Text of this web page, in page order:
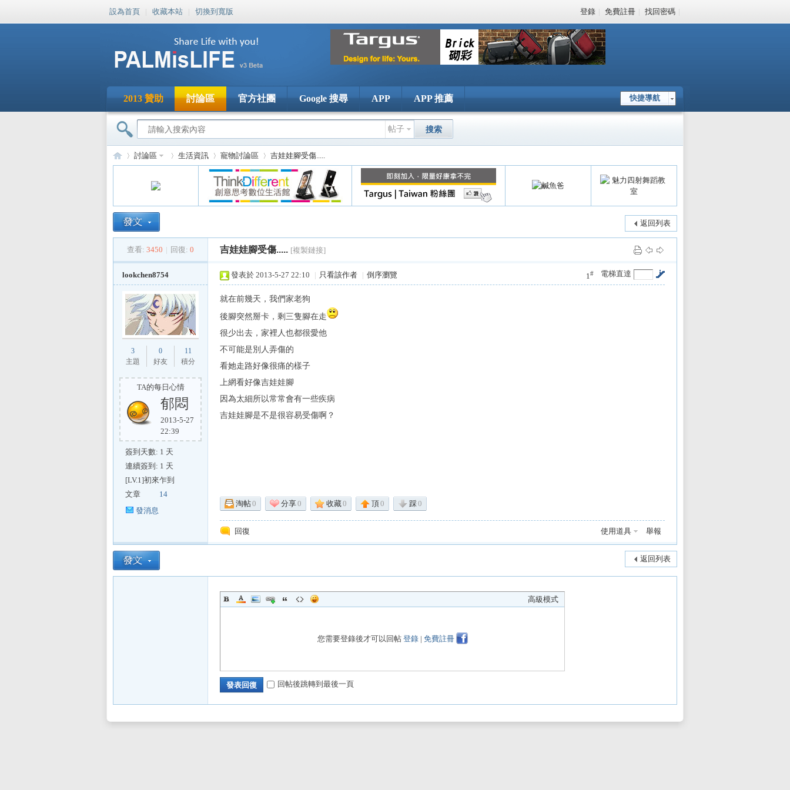
設為首頁 | 收藏本站 | 切換到寬版 登錄 | 免費註冊 | 找回密碼 |
快捷導航
2013 贊助 討論區 官方社團 Google 搜尋 APP APP 推薦
帖子 搜索
PA
Mi
»
討論區
›
生活資訊
›
寵物討論區
›
吉娃娃腳受傷.....
返回列表
查看: 3450 | 回復: 0 吉娃娃腳受傷..... [複製鏈接]
lookchen8754
3
主題
0
好友
11
積分
TA的每日心情
郁悶
2013-5-27
22:39
簽到天數: 1 天
連續簽到: 1 天
[LV.1]初來乍到
文章
14
發消息
電梯直達
1#
發表於 2013-5-27 22:10 | 只看該作者 | 倒序瀏覽
就在前幾天，我們家老狗
後腳突然掰卡，剩三隻腳在走
很少出去，家裡人也都很愛他
不可能是別人弄傷的
看她走路好像很痛的樣子
上網看好像吉娃娃腳
因為太細所以常常會有一些疾病
吉娃娃腳是不是很容易受傷啊？
淘帖0 分享0 收藏0 頂0 踩0
回復 使用道具 舉報
返回列表
高級模式
您需要登錄後才可以回帖 登錄| 免費註冊
發表回復 回帖後跳轉到最後一頁